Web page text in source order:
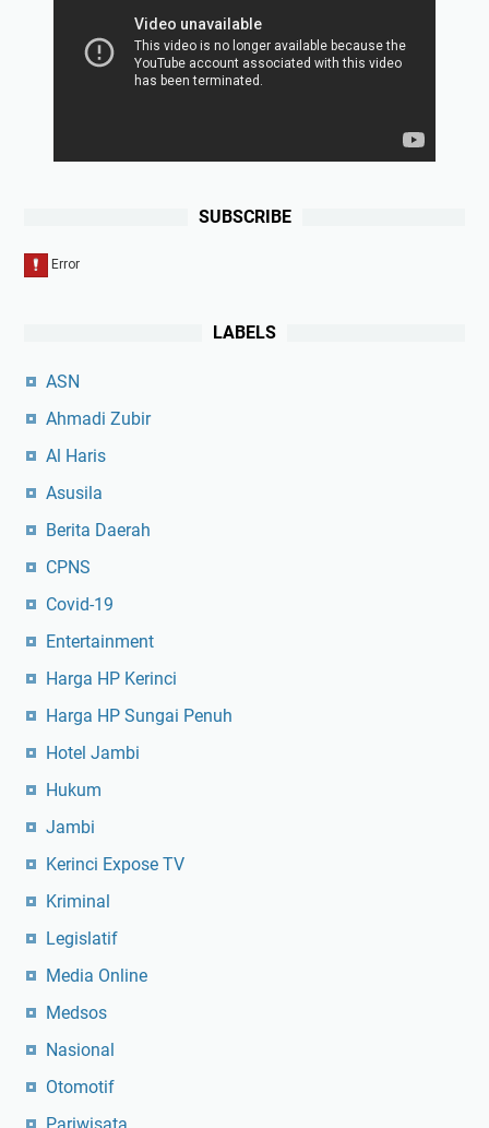
SUBSCRIBE
LABELS
ASN
Ahmadi Zubir
Al Haris
Asusila
Berita Daerah
CPNS
Covid-19
Entertainment
Harga HP Kerinci
Harga HP Sungai Penuh
Hotel Jambi
Hukum
Jambi
Kerinci Expose TV
Kriminal
Legislatif
Media Online
Medsos
Nasional
Otomotif
Pariwisata